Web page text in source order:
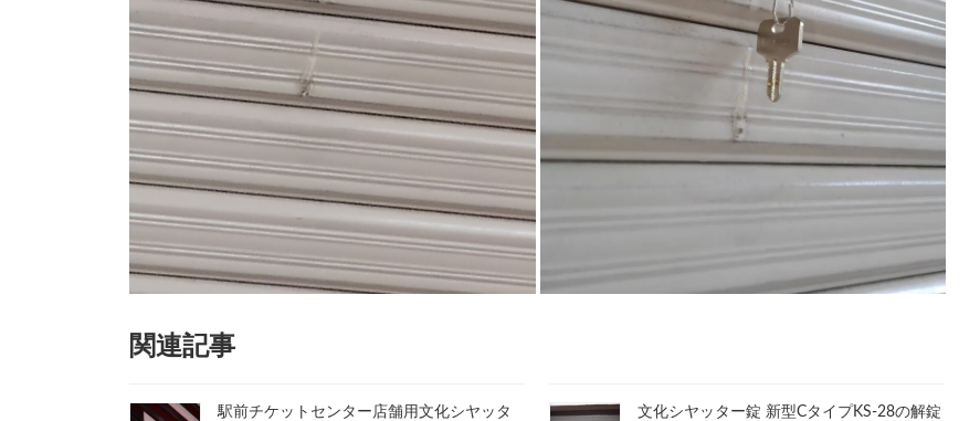
関連記事
駅前チケットセンター店舗用文化シヤッタ
文化シヤッター錠 新型CタイプKS-28の解錠